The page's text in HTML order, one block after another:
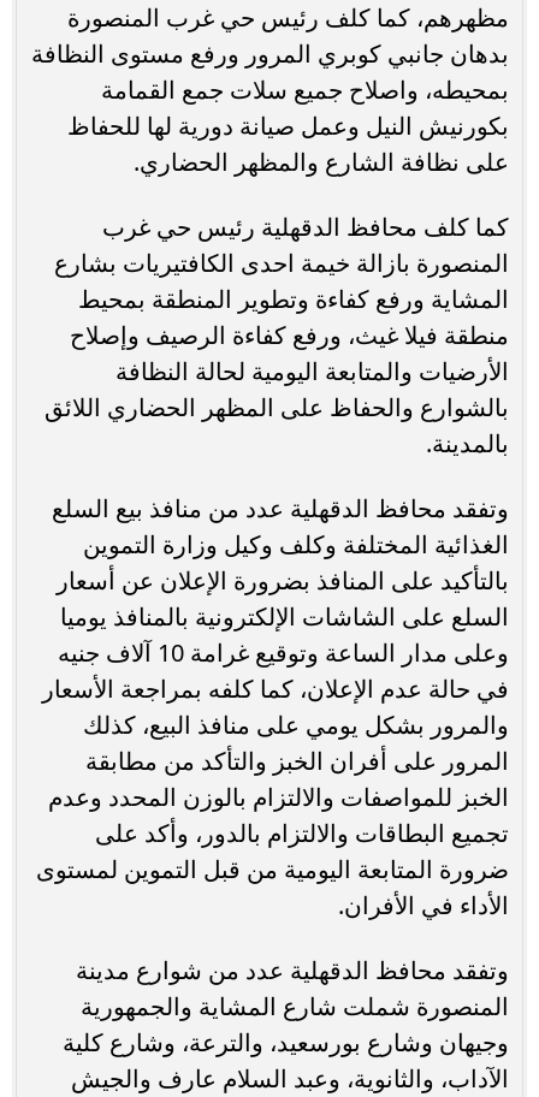
مظهرهم، كما كلف رئيس حي غرب المنصورة
بدهان جانبي كوبري المرور ورفع مستوى النظافة
بمحيطه، واصلاح جميع سلات جمع القمامة
بكورنيش النيل وعمل صيانة دورية لها للحفاظ
على نظافة الشارع والمظهر الحضاري.
كما كلف محافظ الدقهلية رئيس حي غرب
المنصورة بازالة خيمة احدى الكافتيريات بشارع
المشاية ورفع كفاءة وتطوير المنطقة بمحيط
منطقة فيلا غيث، ورفع كفاءة الرصيف وإصلاح
الأرضيات والمتابعة اليومية لحالة النظافة
بالشوارع والحفاظ على المظهر الحضاري اللائق
بالمدينة.
وتفقد محافظ الدقهلية عدد من منافذ بيع السلع
الغذائية المختلفة وكلف وكيل وزارة التموين
بالتأكيد على المنافذ بضرورة الإعلان عن أسعار
السلع على الشاشات الإلكترونية بالمنافذ يوميا
وعلى مدار الساعة وتوقيع غرامة 10 آلاف جنيه
في حالة عدم الإعلان، كما كلفه بمراجعة الأسعار
والمرور بشكل يومي على منافذ البيع، كذلك
المرور على أفران الخبز والتأكد من مطابقة
الخبز للمواصفات والالتزام بالوزن المحدد وعدم
تجميع البطاقات والالتزام بالدور، وأكد على
ضرورة المتابعة اليومية من قبل التموين لمستوى
الأداء في الأفران.
وتفقد محافظ الدقهلية عدد من شوارع مدينة
المنصورة شملت شارع المشاية والجمهورية
وجيهان وشارع بورسعيد، والترعة، وشارع كلية
الآداب، والثانوية، وعبد السلام عارف والجيش